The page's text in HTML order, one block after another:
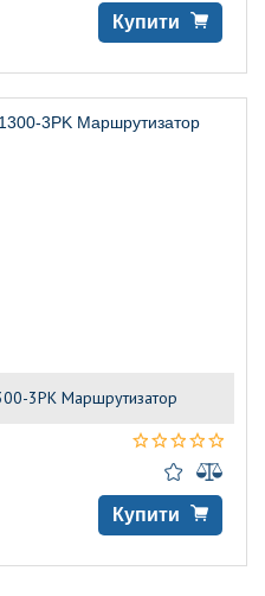
Купити
3PK Маршрутизатор
Купити